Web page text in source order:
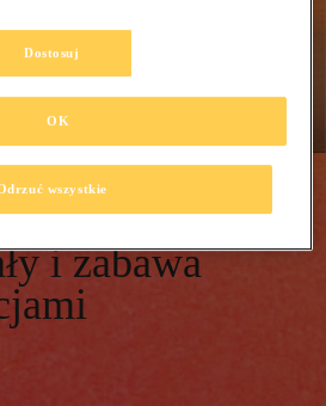
linie,
i zabawa
Dostosuj
wszystkie
OK